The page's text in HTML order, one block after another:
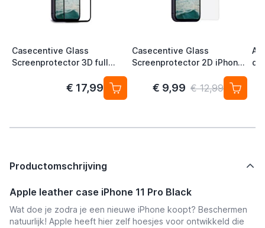
Casecentive Glass
Screenprotector 3D full
€ 17,99
Casecentive Glass
Screenprotector 2D iPhone
€ 9,99 € 12,99
Productomschrijving
Apple leather case iPhone 11 Pro Black
Wat doe je zodra je een nieuwe iPhone koopt? Beschermen
natuurlijk! Apple heeft hier zelf hoesjes voor ontwikkeld die